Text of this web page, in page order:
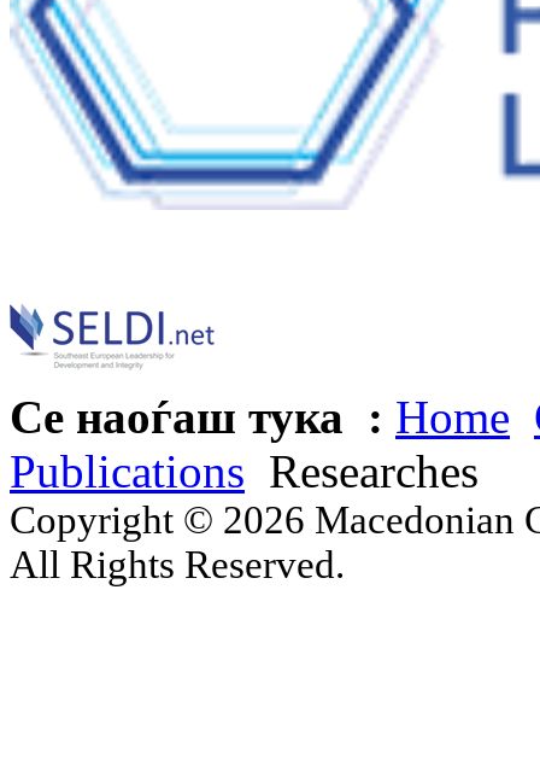
Се наоѓаш тука : Home
Publications Researches
Copyright © 2026 Macedonian
All Rights Reserved.